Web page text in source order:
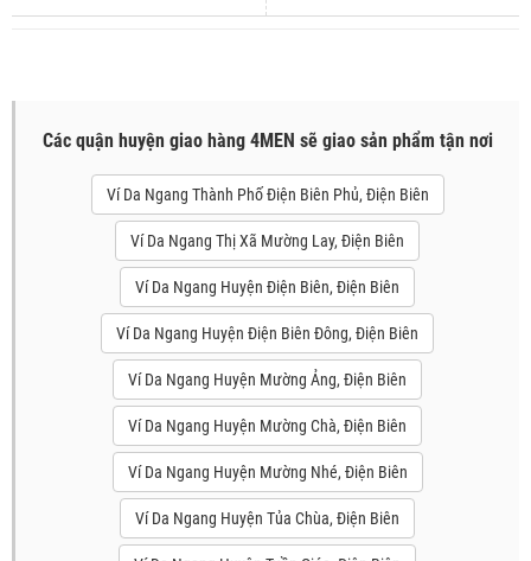
Các quận huyện giao hàng 4MEN sẽ giao sản phẩm tận nơi
Ví Da Ngang Thành Phố Điện Biên Phủ, Điện Biên
Ví Da Ngang Thị Xã Mường Lay, Điện Biên
Ví Da Ngang Huyện Điện Biên, Điện Biên
Ví Da Ngang Huyện Điện Biên Đông, Điện Biên
Ví Da Ngang Huyện Mường Ảng, Điện Biên
Ví Da Ngang Huyện Mường Chà, Điện Biên
Ví Da Ngang Huyện Mường Nhé, Điện Biên
Ví Da Ngang Huyện Tủa Chùa, Điện Biên